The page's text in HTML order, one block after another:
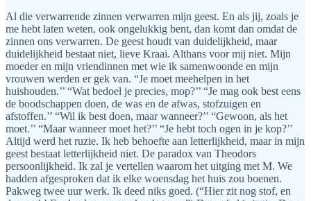
Al die verwarrende zinnen verwarren mijn geest. En als jij, zoals je
me hebt laten weten, ook ongelukkig bent, dan komt dan omdat de
zinnen ons verwarren. De geest houdt van duidelijkheid, maar
duidelijkheid bestaat niet, lieve Kraai. Althans voor mij niet. Mijn
moeder en mijn vriendinnen met wie ik samenwoonde en mijn
vrouwen werden er gek van. “Je moet meehelpen in het
huishouden.’’ “Wat bedoel je precies, mop?’’ “Je mag ook best eens
de boodschappen doen, de was en de afwas, stofzuigen en
afstoffen.’’ “Wil ik best doen, maar wanneer?’’ “Gewoon, als het
moet.’’ “Maar wanneer moet het?’’ “Je hebt toch ogen in je kop?’’
Altijd werd het ruzie. Ik heb behoefte aan letterlijkheid, maar in mijn
geest bestaat letterlijkheid niet. De paradox van Theodors
persoonlijkheid. Ik zal je vertellen waarom het uitging met M. We
hadden afgesproken dat ik elke woensdag het huis zou boenen.
Pakweg twee uur werk. Ik deed niks goed. (“Hier zit nog stof, en